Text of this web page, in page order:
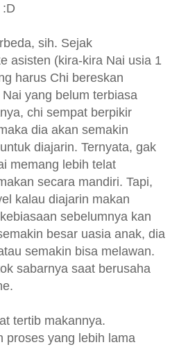
sih. Sejak
asisten (kira-kira Nai usia 1
harus Chi bereskan
yang belum terbiasa
chi sempat berpikir
dia akan semakin
diajarin. Ternyata, gak
memang lebih telat
secara mandiri. Tapi,
kalau diajarin makan
sebelumnya kan
besar uasia anak, dia
semakin bisa melawan.
sabarnya saat berusaha
tertib makannya.
proses yang lebih lama